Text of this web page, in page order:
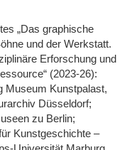
„Das graphische
und der Werkstatt.
Erforschung und
(2023-26):
Museum Kunstpalast,
Düsseldorf;
zu Berlin;
Kunstgeschichte –